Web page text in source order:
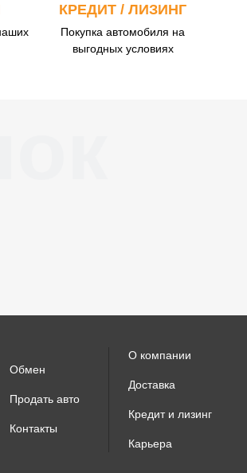
КРЕДИТ / ЛИЗИНГ
Покупка автомобиля на
выгодных условиях
Обмен
Продать авто
Контакты
О компании
Доставка
Кредит и лизинг
Карьера